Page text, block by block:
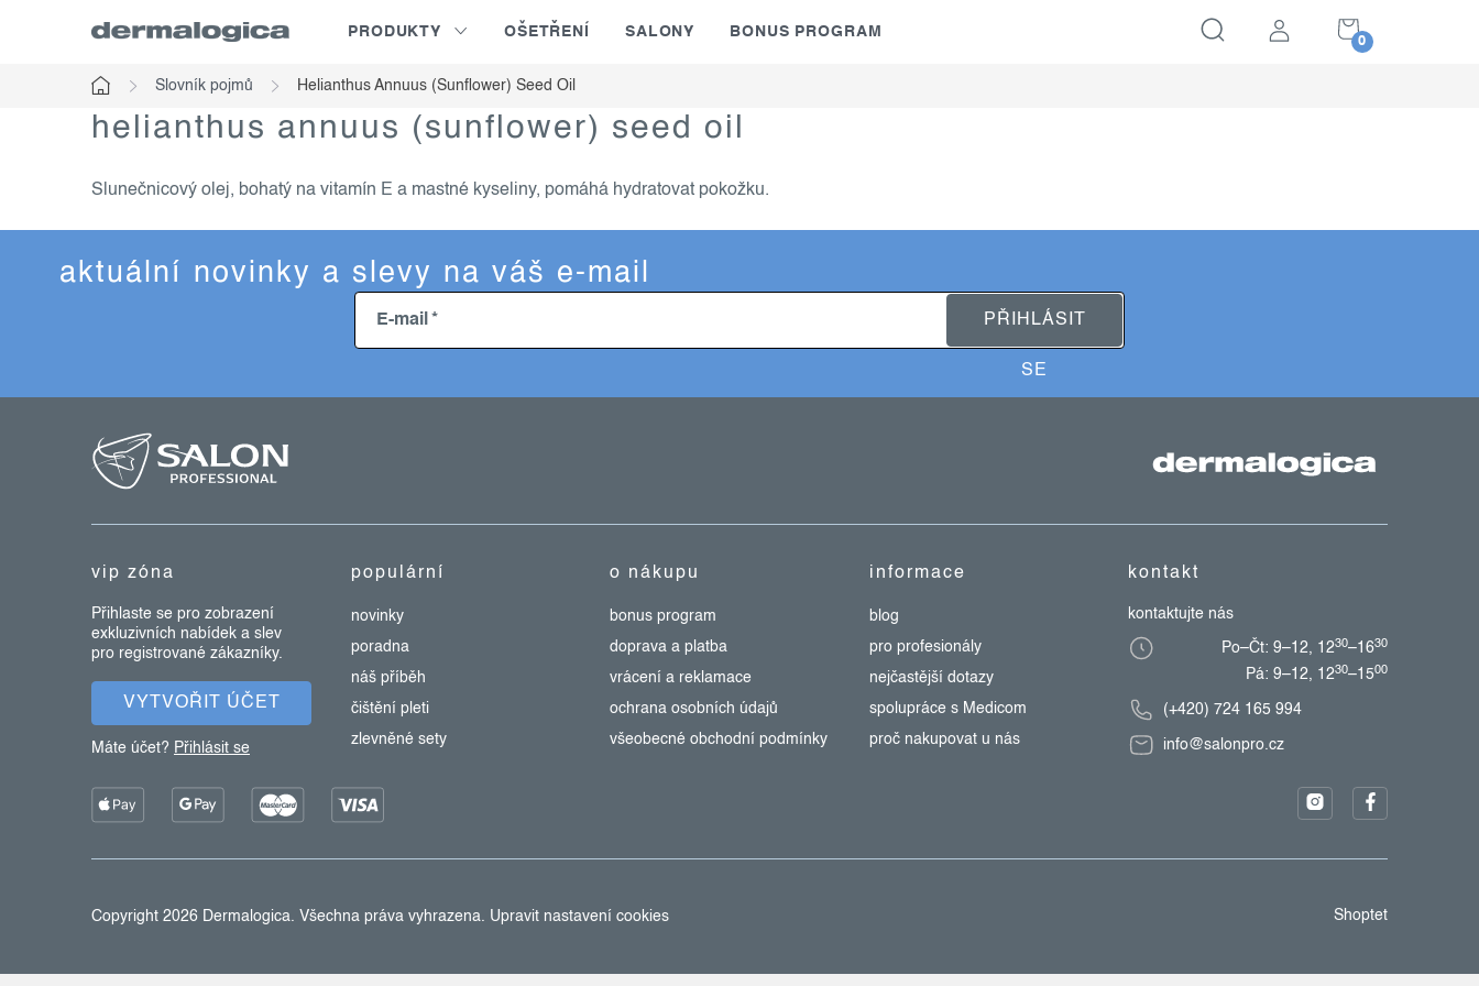
NÁKUPNÍ
KOŠÍK
PRODUKTY OŠETŘENÍ SALONY BONUS PROGRAM
Slovník pojmů Helianthus Annuus (Sunflower) Seed Oil
helianthus annuus (sunflower) seed oil
Slunečnicový olej, bohatý na vitamín E a mastné kyseliny, pomáhá hydratovat pokožku.
aktuální novinky a slevy na váš e-mail
E-mail PŘIHLÁSIT
SE
vip zóna
Přihlaste se pro zobrazení
exkluzivních nabídek a slev
pro registrované zákazníky.
VYTVOŘIT ÚČET
Máte účet? Přihlásit se
populární
novinky
poradna
náš příběh
čištění pleti
zlevněné sety
o nákupu
bonus program
doprava a platba
vrácení a reklamace
ochrana osobních údajů
všeobecné obchodní podmínky
informace
blog
pro profesionály
nejčastější dotazy
spolupráce s Medicom
proč nakupovat u nás
kontakt
kontaktujte nás
Po–Čt: 9–12, 1230–1630
Pá: 9–12, 1230–1500
(+420) 724 165 994
info@salonpro.cz
Copyright 2026 Dermalogica. Všechna práva vyhrazena. Upravit nastavení cookies